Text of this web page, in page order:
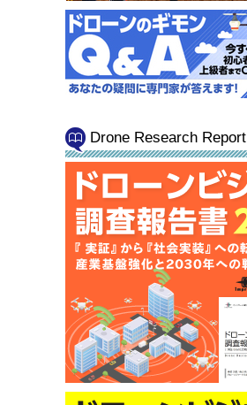
Drone Research Report